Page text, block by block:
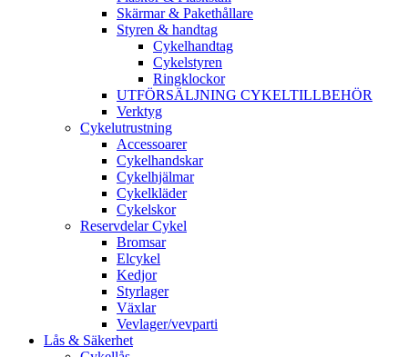
Skärmar & Pakethållare
Styren & handtag
Cykelhandtag
Cykelstyren
Ringklockor
UTFÖRSÄLJNING CYKELTILLBEHÖR
Verktyg
Cykelutrustning
Accessoarer
Cykelhandskar
Cykelhjälmar
Cykelkläder
Cykelskor
Reservdelar Cykel
Bromsar
Elcykel
Kedjor
Styrlager
Växlar
Vevlager/vevparti
Lås & Säkerhet